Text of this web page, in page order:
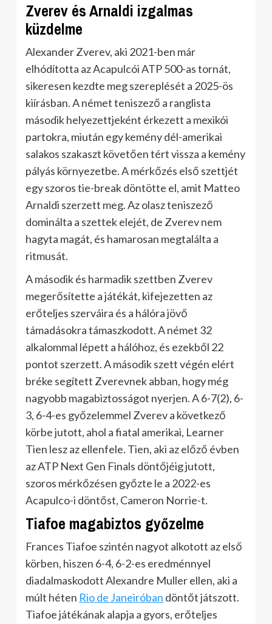
Zverev és Arnaldi izgalmas
küzdelme
Alexander Zverev, aki 2021-ben már
elhódította az Acapulcói ATP 500-as tornát,
sikeresen kezdte meg szereplését a 2025-ös
kiírásban. A német teniszező a ranglista
második helyezettjeként érkezett a mexikói
partokra, miután egy kemény dél-amerikai
salakos szakaszt követően tért vissza a kemény
pályás környezetbe. A mérkőzés első szettjét
egy szoros tie-break döntötte el, amit Matteo
Arnaldi szerzett meg. Az olasz teniszező
dominálta a szettek elejét, de Zverev nem
hagyta magát, és hamarosan megtalálta a
ritmusát.
A második és harmadik szettben Zverev
megerősítette a játékát, kifejezetten az
erőteljes szerváira és a hálóra jövő
támadásokra támaszkodott. A német 32
alkalommal lépett a hálóhoz, és ezekből 22
pontot szerzett. A második szett végén elért
bréke segített Zverevnek abban, hogy még
nagyobb magabiztosságot nyerjen. A 6-7(2), 6-
3, 6-4-es győzelemmel Zverev a következő
körbe jutott, ahol a fiatal amerikai, Learner
Tien lesz az ellenfele. Tien, aki az előző évben
az ATP Next Gen Finals döntőjéig jutott,
szoros mérkőzésen győzte le a 2022-es
Acapulco-i döntőst, Cameron Norrie-t.
Tiafoe magabiztos győzelme
Frances Tiafoe szintén nagyot alkotott az első
körben, hiszen 6-4, 6-2-es eredménnyel
diadalmaskodott Alexandre Muller ellen, aki a
múlt héten Rio de Janeiróban döntőt játszott.
Tiafoe játékának alapja a gyors, erőteljes